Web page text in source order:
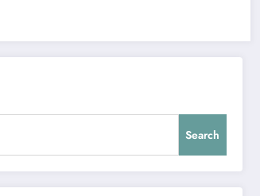
Search